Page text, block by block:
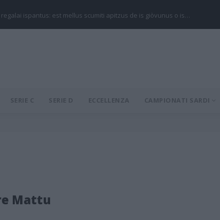
regalai ispantus: est mellus scumiti apitzus de is giòvunus o is…
SERIE C SERIE D ECCELLENZA CAMPIONATI SARDI
Mattu